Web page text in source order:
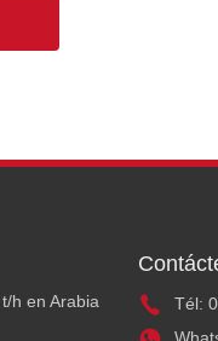
h en Arabia
Tél: